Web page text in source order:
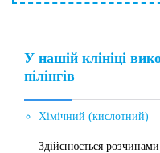
У нашій клініці
пілінгів
Хімічний (кислотний)
Здійснюється